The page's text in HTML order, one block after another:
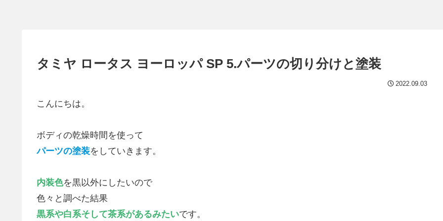
タミヤ ロータス ヨーロッパ SP 5.パーツの切り分けと塗装
2022.09.03
こんにちは。
ボディの乾燥時間を使って
パーツの塗装をしていきます。
内装色を黒以外にしたいので
色々と調べた結果
黒系や白系そして茶系があるみたいです。